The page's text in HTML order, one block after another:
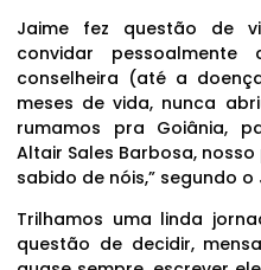
Jaime fez questão de
convidar
conselheira (até a
meses de vida, nunca
rumamos pra Goiânia,
Altair Sales Barbosa,
sabido de nóis,” segundo o
Trilhamos uma linda
questão de decidir,